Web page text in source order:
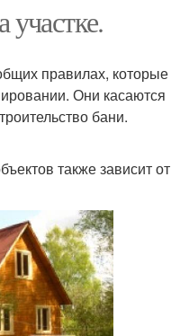
правилах, которые
Они касаются
бани.
также зависит от